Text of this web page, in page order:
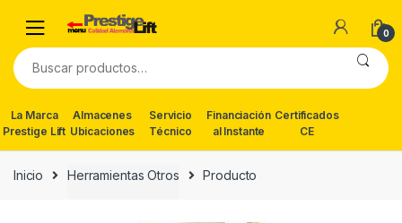
navigation
content
0
Buscar
por:
La Marca
Prestige Lift
Almacenes
Ubicaciones
Servicio
Técnico
Financiación
al Instante
Certificados
CE
Inicio Herramientas Otros Producto